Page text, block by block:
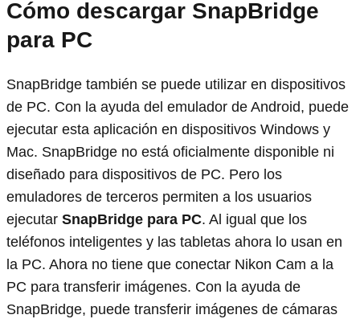
Cómo descargar SnapBridge
para PC
SnapBridge también se puede utilizar en dispositivos
de PC. Con la ayuda del emulador de Android, puede
ejecutar esta aplicación en dispositivos Windows y
Mac. SnapBridge no está oficialmente disponible ni
diseñado para dispositivos de PC. Pero los
emuladores de terceros permiten a los usuarios
ejecutar SnapBridge para PC. Al igual que los
teléfonos inteligentes y las tabletas ahora lo usan en
la PC. Ahora no tiene que conectar Nikon Cam a la
PC para transferir imágenes. Con la ayuda de
SnapBridge, puede transferir imágenes de cámaras